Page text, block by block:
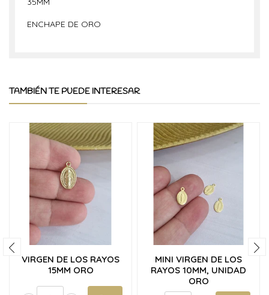
ENCHAPE DE ORO
TAMBIÉN TE PUEDE INTERESAR
VIRGEN DE LOS RAYOS
15MM ORO
MINI VIRGEN DE LOS
RAYOS 10MM, UNIDAD
ORO